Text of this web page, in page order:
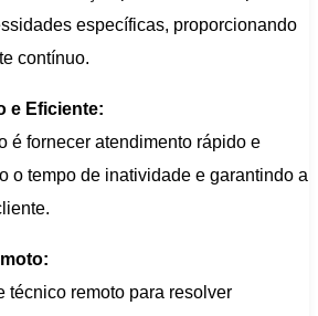
específicas, proporcionando
contínuo.
e Eficiente:
é fornecer atendimento rápido e
o tempo de inatividade e garantindo a
técnico remoto para resolver